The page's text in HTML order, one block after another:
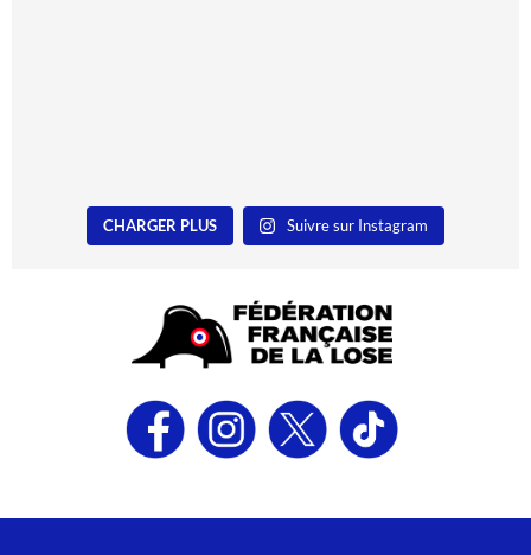
CHARGER PLUS Suivre sur Instagram